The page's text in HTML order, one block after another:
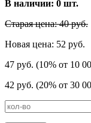
В наличии: 0 шт.
Старая цена: 40 руб.
Новая цена: 52 руб.
47 руб. (10% от 10
42 руб. (20% от 30